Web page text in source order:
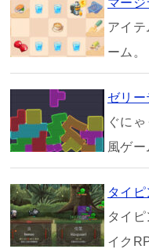
マージ
アイ
ーム。
ゼリー
ぐに
風ゲー
タイ
タイ
イク